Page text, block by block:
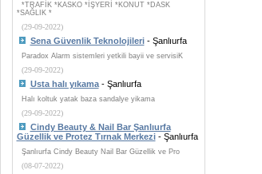
*TRAFİK *KASKO *İŞYERİ *KONUT *DASK
*SAĞLIK *
(29-09-2022)
Sena Güvenlik Teknolojileri- Şanlıurfa
Paradox Alarm sistemleri yetkili bayii ve servisiK
(29-09-2022)
Usta halı yıkama- Şanlıurfa
Halı koltuk yatak baza sandalye yikama
(29-09-2022)
Cindy Beauty & Nail Bar Şanlıurfa
Güzellik ve Protez Tırnak Merkezi- Şanlıurfa
Şanlıurfa Cindy Beauty Nail Bar Güzellik ve Pro
(08-07-2022)